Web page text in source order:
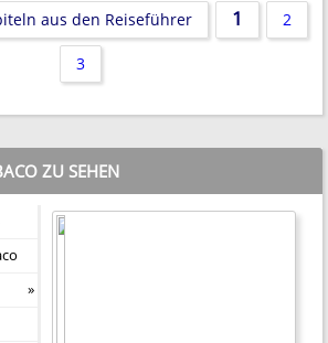
aus den Reiseführer 1 2
3
ZU SEHEN